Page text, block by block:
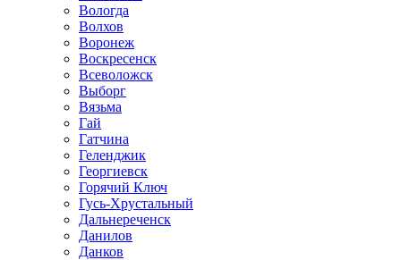
Вологда
Волхов
Воронеж
Воскресенск
Всеволожск
Выборг
Вязьма
Гай
Гатчина
Геленджик
Георгиевск
Горячий Ключ
Гусь-Хрустальный
Дальнереченск
Данилов
Данков